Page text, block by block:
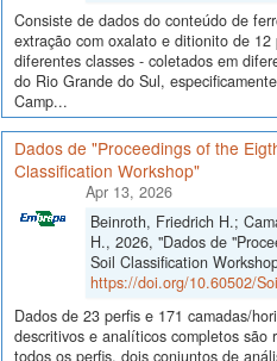
Consiste de dados do conteúdo de
extração com oxalato e ditionito de
diferentes classes - coletados em
do Rio Grande do Sul,
Camp...
Dados de "Proceedings of the
Classification Workshop"
Apr 13, 2026
Beinroth, Friedrich H.;
H., 2026, "Dados de
Soil Classification
https://doi.org/10.60502/
Dados de 23 perfis e 171 camadas/
descritivos e analíticos completos são
todos os perfis, dois conjuntos de